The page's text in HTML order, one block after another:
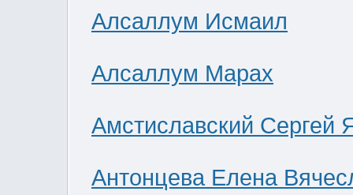
Алсаллум Исмаил
Алсаллум Марах
Амстиславский Сергей
Антонцева Елена